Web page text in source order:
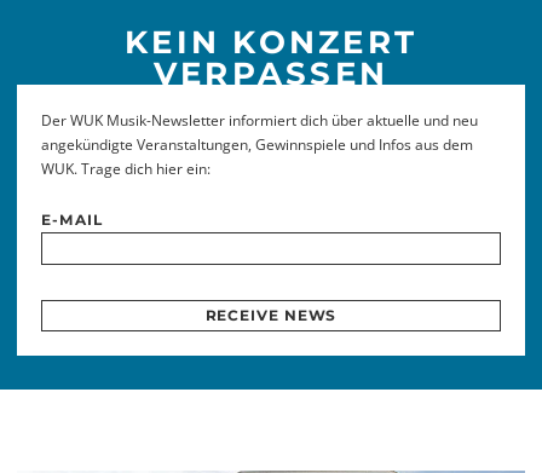
KEIN KONZERT
VERPASSEN
Der WUK Musik-Newsletter informiert dich über aktuelle und neu
angekündigte Veranstaltungen, Gewinnspiele und Infos aus dem
WUK. Trage dich hier ein:
E-MAIL
RECEIVE NEWS